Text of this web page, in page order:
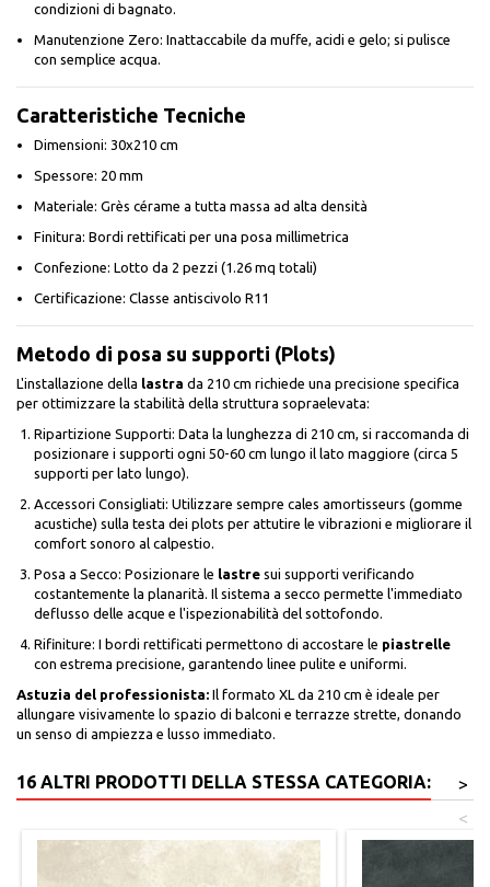
condizioni di bagnato.
Manutenzione Zero: Inattaccabile da muffe, acidi e gelo; si pulisce
con semplice acqua.
Caratteristiche Tecniche
Dimensioni: 30x210 cm
Spessore: 20 mm
Materiale: Grès cérame a tutta massa ad alta densità
Finitura: Bordi rettificati per una posa millimetrica
Confezione: Lotto da 2 pezzi (1.26 mq totali)
Certificazione: Classe antiscivolo R11
Metodo di posa su supporti (Plots)
L'installazione della lastra da 210 cm richiede una precisione specifica
per ottimizzare la stabilità della struttura sopraelevata:
Ripartizione Supporti: Data la lunghezza di 210 cm, si raccomanda di
posizionare i supporti ogni 50-60 cm lungo il lato maggiore (circa 5
supporti per lato lungo).
Accessori Consigliati: Utilizzare sempre cales amortisseurs (gomme
acustiche) sulla testa dei plots per attutire le vibrazioni e migliorare il
comfort sonoro al calpestio.
Posa a Secco: Posizionare le lastre sui supporti verificando
costantemente la planarità. Il sistema a secco permette l'immediato
deflusso delle acque e l'ispezionabilità del sottofondo.
Rifiniture: I bordi rettificati permettono di accostare le piastrelle
con estrema precisione, garantendo linee pulite e uniformi.
Astuzia del professionista: Il formato XL da 210 cm è ideale per
allungare visivamente lo spazio di balconi e terrazze strette, donando
un senso di ampiezza e lusso immediato.
16 ALTRI PRODOTTI DELLA STESSA CATEGORIA:
>
<